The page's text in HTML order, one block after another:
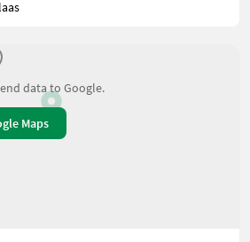
data to Google.
Maps